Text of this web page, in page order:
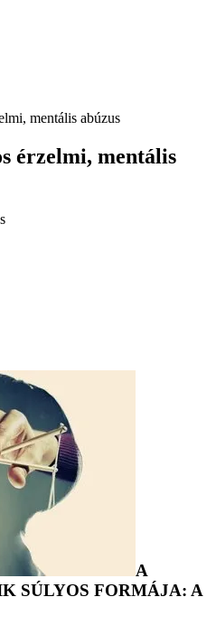
mentális abúzus
érzelmi, mentális
A
SÚLYOS FORMÁJA: A